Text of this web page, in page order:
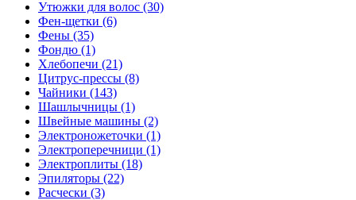
Утюжки для волос (30)
Фен-щетки (6)
Фены (35)
Фондю (1)
Хлебопечи (21)
Цитрус-прессы (8)
Чайники (143)
Шашлычницы (1)
Швейные машины (2)
Электроножеточки (1)
Электроперечници (1)
Электроплиты (18)
Эпиляторы (22)
Расчески (3)